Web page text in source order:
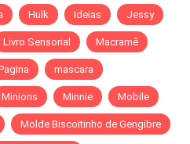
Hulk Ideias Jessy
Livro Sensorial Macramê
mascara
Minions Minnie Mobile
Molde Biscoitinho de Gengibre